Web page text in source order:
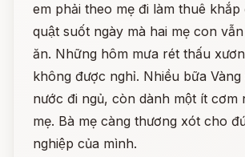
em phải theo mẹ đi làm thuê khắp
quật suốt ngày mà hai mẹ con
ăn. Những hôm mưa rét thấu
không được nghỉ. Nhiều bữa
nước đi ngủ, còn dành một ít cơm
mẹ. Bà mẹ càng thương xót cho
nghiệp của mình.